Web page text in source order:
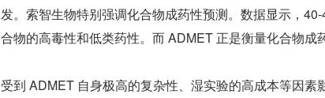
发。索智生物特别强调化合物成药性预测。数据显示，
合物的高毒性和低类药性。而 ADMET 正是衡量化合物成
受到 ADMET 自身极高的复杂性、湿实验的高成本等因素